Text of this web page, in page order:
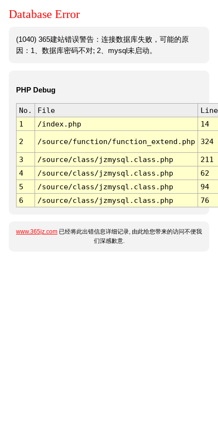
Database Error
(1040) 365建站错误警告：连接数据库失败，可能的原
因：1、数据库密码不对; 2、mysql未启动。
PHP Debug
No. File
Line
1
/index.php 14
2 /source/function/function_extend.php 324
3 /source/class/jzmysql.class.php
211
4
/source/class/jzmysql.class.php
62
5
/source/class/jzmysql.class.php
94
6
/source/class/jzmysql.class.php 76
www.365jz.com 已经将此出错信息详细记录, 由此给您带来的访问不便我
们深感歉意.